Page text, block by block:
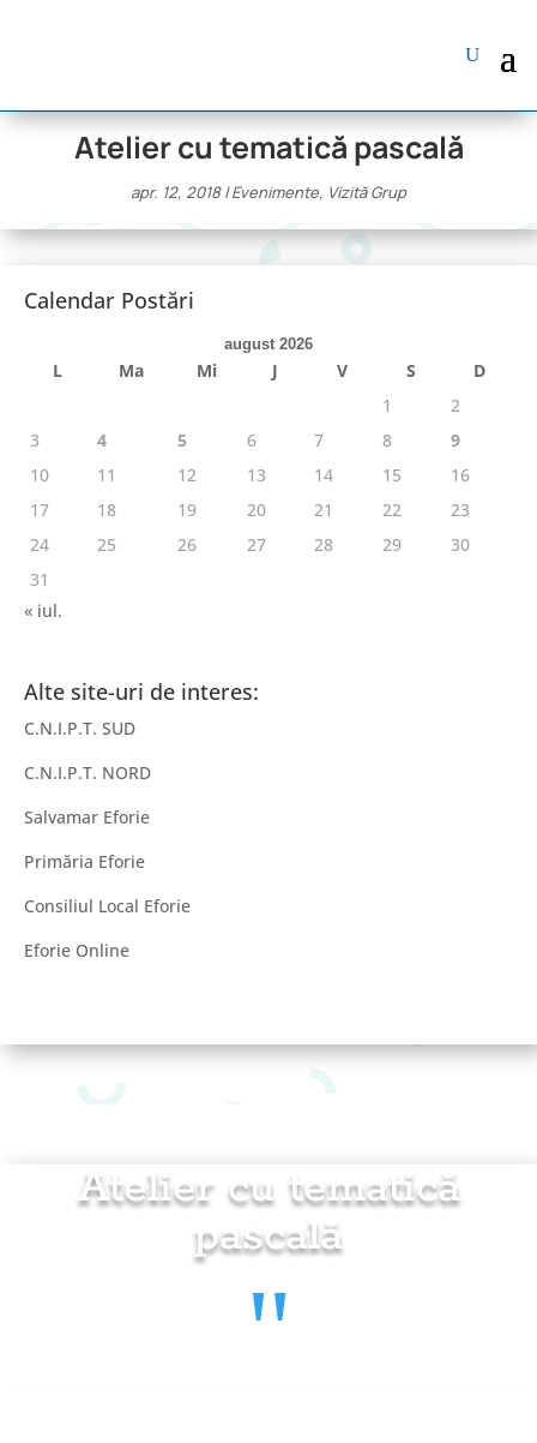
Atelier cu tematică pascală
apr. 12, 2018|Evenimente, Vizită Grup
Calendar Postări
august 2026
L Ma Mi J V S
D
1
2
3
4 5 6 7 8
9
10
11 12 13 14 15
16
17
18 19 20 21 22
23
24
25 26 27 28 29
30
31
« iul.
Alte site-uri de interes:
C.N.I.P.T. SUD
C.N.I.P.T. NORD
Salvamar Eforie
Primăria Eforie
Consiliul Local Eforie
Eforie Online
Atelier cu tematică
pascală
"